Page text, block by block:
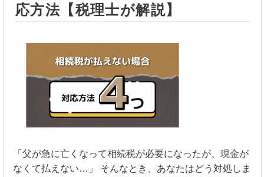
応方法【税理士が解説】
「父が急に亡くなって相続税が必要になったが、現金が
なくて払えない…」 そんなとき、あなたはどう対処しま